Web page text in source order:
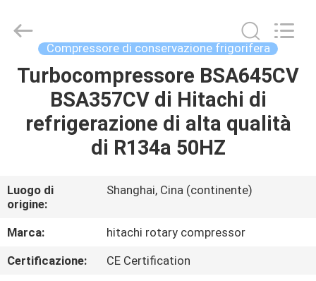
CASA
PRODOTTI
VR
CIRCA
NOI
Reserved.
Compressore di conservazione frigorifera
Turbocompressore BSA645CV
BSA357CV di Hitachi di
refrigerazione di alta qualità
di R134a 50HZ
Luogo di
origine:
Shanghai, Cina (continente)
Marca:
hitachi rotary compressor
Certificazione:
CE Certification